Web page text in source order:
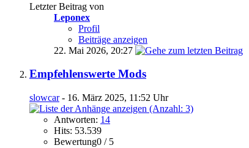
Letzter Beitrag von
Leponex
Profil
Beiträge anzeigen
22. Mai 2026, 20:27
Empfehlenswerte Mods
slowcar- 16. März 2025, 11:52 Uhr
Antworten: 14
Hits: 53.539
Bewertung0 / 5